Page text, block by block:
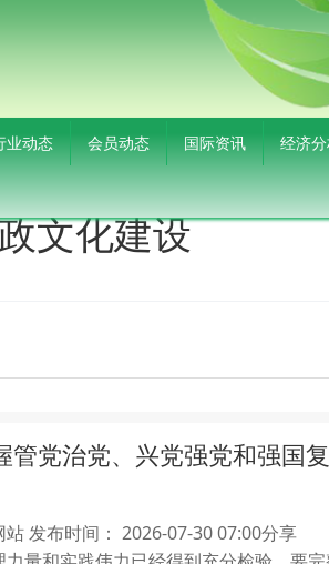
业动态 会员动态 国际资讯 经济
文化建设
管党治党、兴党强党和强
站 发布时间： 2026-07-30 07:00分享